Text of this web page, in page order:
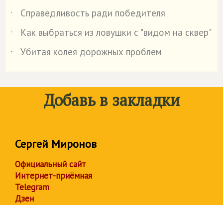
˙
Справедливость ради победителя
˙
Как выбраться из ловушки с "видом на сквер"
˙
Убитая колея дорожных проблем
Добавь в закладки
Сергей Миронов
Официальный сайт
Интернет-приёмная
Telegram
Дзен